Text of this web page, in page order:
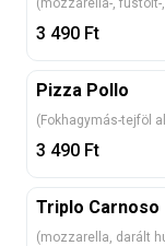
3 490 Ft
Pizza Pollo
3 490 Ft
Triplo Carnoso
(mozzarella, darált